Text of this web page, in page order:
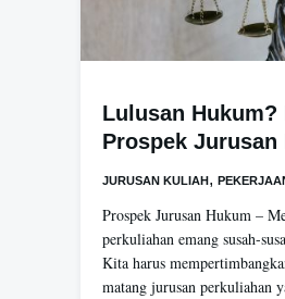
Lulusan Hukum?
Prospek Jurusan
JURUSAN KULIAH ,
Prospek Jurusan Hukum –
perkuliahan emang susah-
Kita harus
matang jurusan perkuliahan